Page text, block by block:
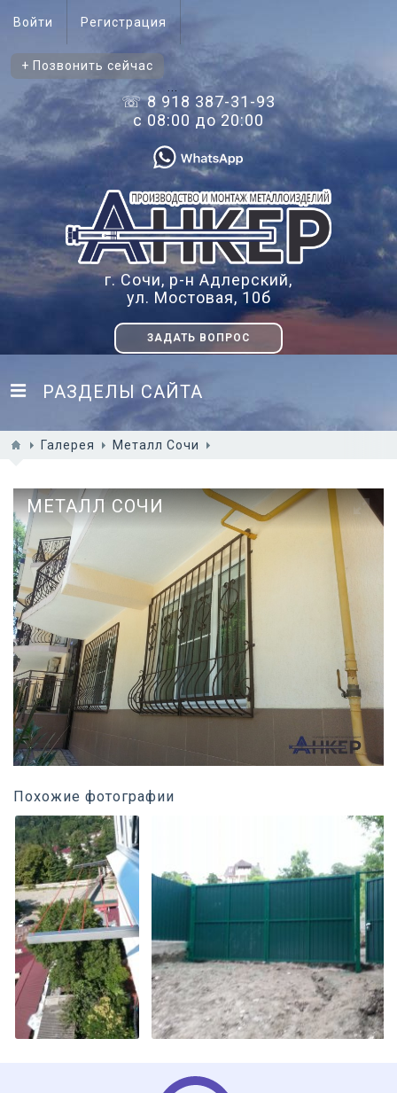
Войти Регистрация
+ Позвонить сейчас
☏ 8 918 387-31-93
с 08:00 до 20:00
г. Сочи, р-н Адлерский,
ул. Мостовая, 10б
ЗАДАТЬ ВОПРОС
РАЗДЕЛЫ САЙТА
Галерея Металл Сочи
МЕТАЛЛ СОЧИ
Похожие фотографии